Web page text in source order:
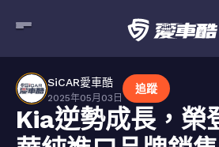
SiCAR愛車酷
2025年05月03日
追蹤
Kia逆勢成長，榮